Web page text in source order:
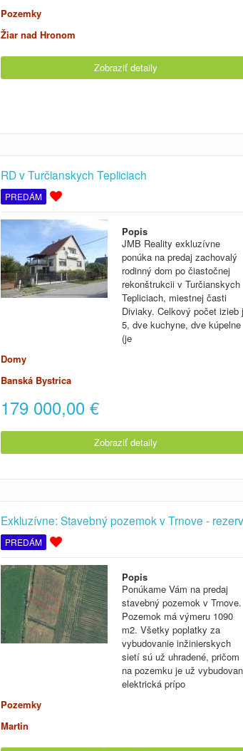
Pozemky
Žiar nad Hronom
Zobraziť detaily
RD v Turčianskych Tepliciach
PREDÁM
Popis
JMB Reality exkluzívne
ponúka na predaj zachovalý
rodinný dom po čiastočnej
rekonštrukcii v Turčianskych
Tepliciach, miestnej časti
Diviaky. Celkový počet izieb
5, dve kuchyne, dve kúpelne
(je
Domy
Banská Bystrica
179 000,00 €
Zobraziť detaily
Exkluzívne: Stavebný pozemok v Trnove - rezerv
PREDÁM
Popis
Ponúkame Vám na predaj
stavebný pozemok v Trnove.
Pozemok má výmeru 1090
m2. Všetky poplatky za
vybudovanie inžinierskych
sietí sú už uhradené, pričom
na pozemku je už
elektrická prípo
Pozemky
Martin